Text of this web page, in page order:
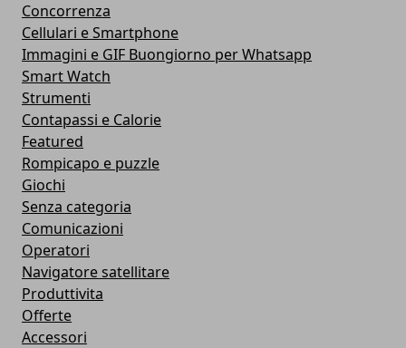
Concorrenza
Cellulari e Smartphone
Immagini e GIF Buongiorno per Whatsapp
Smart Watch
Strumenti
Contapassi e Calorie
Featured
Rompicapo e puzzle
Giochi
Senza categoria
Comunicazioni
Operatori
Navigatore satellitare
Produttivita
Offerte
Accessori